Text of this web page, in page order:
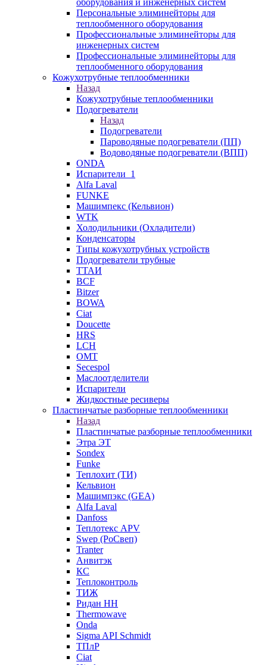
оборудования и инженерных систем
Персональные элиминейторы для
теплообменного оборудования
Профессиональные элиминейторы для
инженерных систем
Профессиональные элиминейторы для
теплообменного оборудования
Кожухотрубные теплообменники
Назад
Кожухотрубные теплообменники
Подогреватели
Назад
Подогреватели
Пароводяные подогреватели (ПП)
Водоводяные подогреватели (ВПП)
ONDA
Испарители_1
Alfa Laval
FUNKE
Машимпекс (Кельвион)
WTK
Холодильники (Охладители)
Конденсаторы
Типы кожухотрубных устройств
Подогреватели трубные
ТТАИ
BCF
Bitzer
BOWA
Ciat
Doucette
HRS
LCH
OMT
Secespol
Маслоотделители
Испарители
Жидкостные ресиверы
Пластинчатые разборные теплообменники
Назад
Пластинчатые разборные теплообменники
Этра ЭТ
Sondex
Funke
Теплохит (ТИ)
Кельвион
Машимпэкс (GEA)
Alfa Laval
Danfoss
Теплотекс APV
Swep (РоСвеп)
Tranter
Анвитэк
КС
Теплоконтроль
ТИЖ
Ридан НН
Thermowave
Onda
Sigma API Schmidt
ТПлР
Ciat